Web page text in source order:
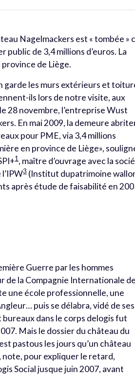
Nagelmackers est « tombée »
de 3,4 millions d’euros. La
de Liège.
garde les murs extérieurs et
ils lors de notre visite, aux
28 novembre, l’entreprise Wust
En mai 2009, la demeure
pour PME, via 3,4 millions
en province de Liège»,
1, maître d’ouvrage avec la
3(Institut dupatrimoine
après étude de faisabilité en
Guerre par les hommes
de la Compagnie Internationale
une école professionnelle, une
puis se délabra, vidé de ses
dans le corps delogis fut
Mais le dossier du château du
pastous les jours qu’un château
note, pour expliquer le retard,
Social jusque juin 2007, avant